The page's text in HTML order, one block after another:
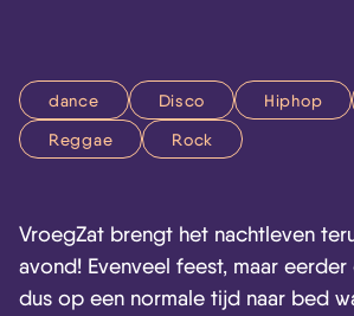
dance Disco Hiphop
Reggae
Rock
VroegZat brengt het nachtleven
avond! Evenveel feest, maar
dus op een normale tijd naar bed